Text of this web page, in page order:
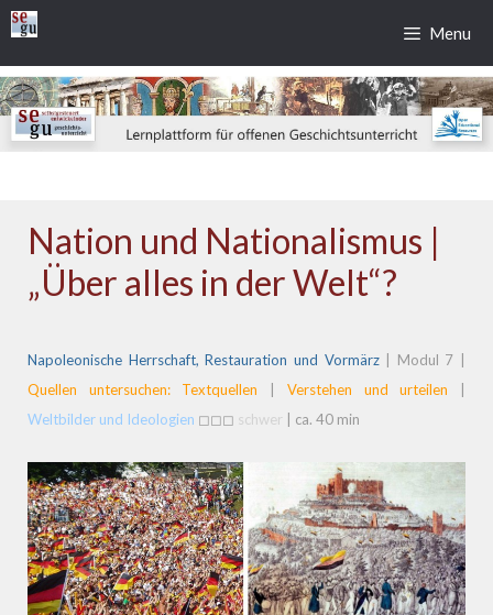
Zum
Inhalt
springen
Menu
Nation und Nationalismus |
„Über alles in der Welt“?
Napoleonische Herrschaft, Restauration und Vormärz| Modul 7 |
Quellen untersuchen: Textquellen
Verstehen und urteilen
Weltbilder und Ideologien ◻◻◻ schwer | ca. 40 min